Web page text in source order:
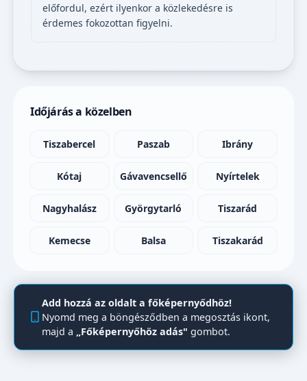
előfordul, ezért ilyenkor a közlekedésre is
érdemes fokozottan figyelni.
Időjárás a közelben
Tiszabercel Paszab Ibrány
Kótaj Gávavencsellő Nyírtelek
Nagyhalász Györgytarló Tiszarád
Kemecse Balsa Tiszakarád
Add hozzá az oldalt a főképernyődhöz!
Nyomd meg a böngésződben a megosztás ikont,
majd a
„Főképernyőhöz adás" gombot.